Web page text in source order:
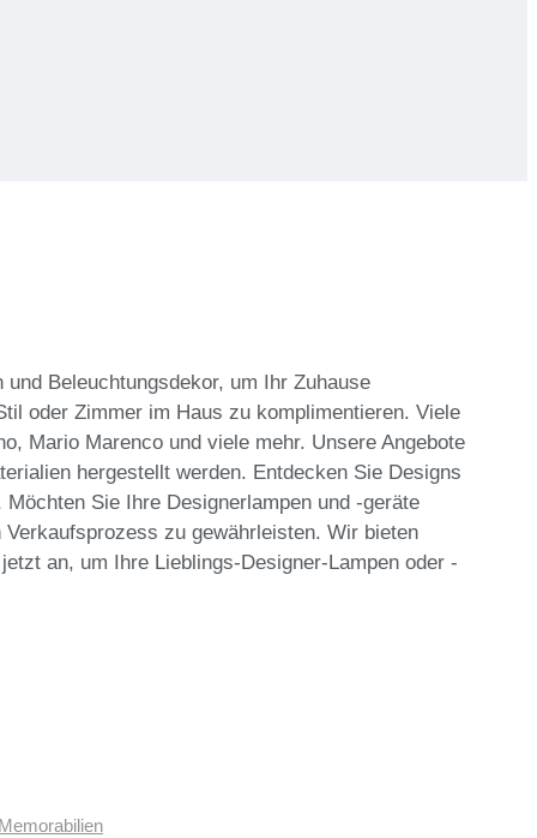
Beleuchtungsdekor, um Ihr Zuhause
oder Zimmer im Haus zu komplimentieren. Viele
Mario Marenco und viele mehr. Unsere Angebote
hergestellt werden. Entdecken Sie Designs
Sie Ihre Designerlampen und -geräte
zu gewährleisten. Wir bieten
an, um Ihre Lieblings-Designer-Lampen oder -